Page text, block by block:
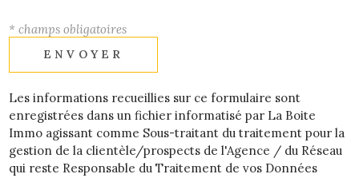
* champs obligatoires
ENVOYER
Les informations recueillies sur ce formulaire sont
enregistrées dans un fichier informatisé par La Boite
Immo agissant comme Sous-traitant du traitement pour la
gestion de la clientèle/prospects de l'Agence / du Réseau
qui reste Responsable du Traitement de vos Données